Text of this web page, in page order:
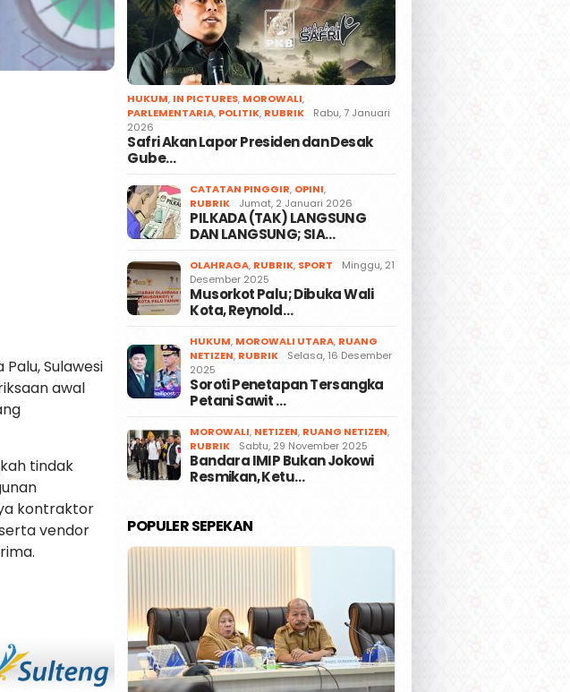
Sulawesi
awal
tindak
kontraktor
vendor
HUKUM, IN PICTURES, MOROWALI,
PARLEMENTARIA, POLITIK, RUBRIK
Rabu, 7 Januari
2026
Safri Akan Lapor Presiden dan Desak
Gube…
CATATAN PINGGIR, OPINI,
RUBRIK
Jumat, 2 Januari 2026
PILKADA (TAK) LANGSUNG
DAN LANGSUNG; SIA…
OLAHRAGA, RUBRIK, SPORT
Minggu, 21
Desember 2025
Musorkot Palu; Dibuka Wali
Kota, Reynold…
HUKUM, MOROWALI UTARA, RUANG
NETIZEN, RUBRIK
Selasa, 16 Desember
2025
Soroti Penetapan Tersangka
Petani Sawit …
MOROWALI, NETIZEN, RUANG NETIZEN,
RUBRIK
Sabtu, 29 November 2025
Bandara IMIP Bukan Jokowi
Resmikan, Ketu…
POPULER SEPEKAN